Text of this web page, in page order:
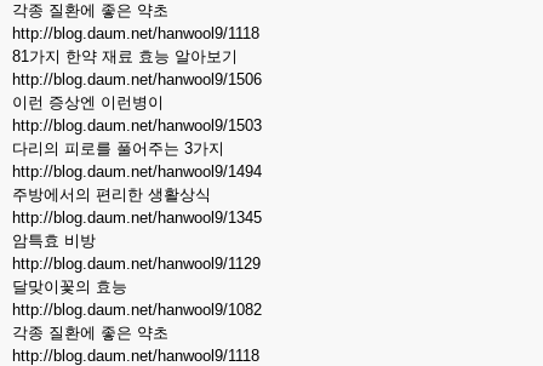
각종 질환에 좋은 약초
http://blog.daum.net/hanwool9/1118
81가지 한약 재료 효능 알아보기
http://blog.daum.net/hanwool9/1506
이런 증상엔 이런병이
http://blog.daum.net/hanwool9/1503
다리의 피로를 풀어주는 3가지
http://blog.daum.net/hanwool9/1494
주방에서의 편리한 생활상식
http://blog.daum.net/hanwool9/1345
암특효 비방
http://blog.daum.net/hanwool9/1129
달맞이꽃의 효능
http://blog.daum.net/hanwool9/1082
각종 질환에 좋은 약초
http://blog.daum.net/hanwool9/1118